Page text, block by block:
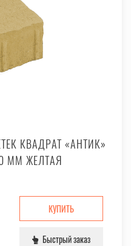
КВАДРАТ «АНТИК»
ММ ЖЕЛТАЯ
КУПИТЬ
Быстрый заказ